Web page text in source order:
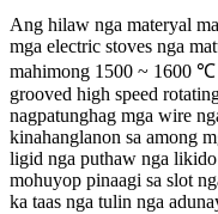
Ang hilaw nga materyal
mga electric stoves nga
mahimong 1500 ~ 1600 ℃
grooved high speed
nagpatunghag mga wire
kinahanglanon sa among
ligid nga puthaw nga
mohuyop pinaagi sa slot
ka taas nga tulin nga